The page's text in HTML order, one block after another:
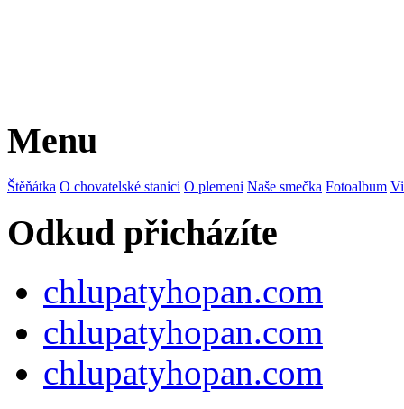
Menu
Štěňátka O chovatelské stanici O plemeni Naše smečka Fotoalbum
Odkud přicházíte
chlupatyhopan.com
chlupatyhopan.com
chlupatyhopan.com